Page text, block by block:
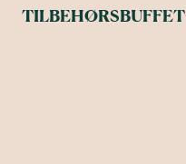
TILBEHØRSBUFFET